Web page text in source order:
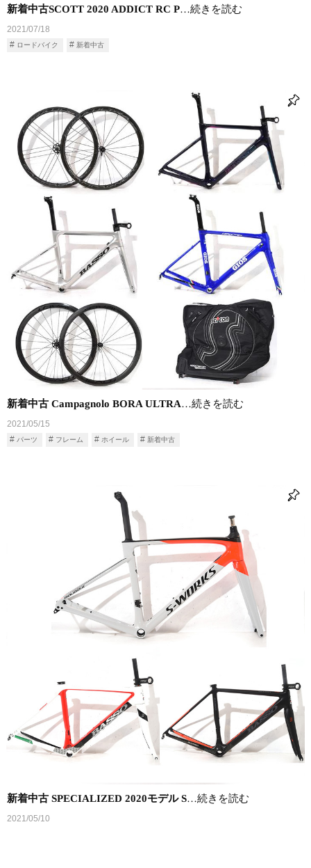
新着中古SCOTT 2020 ADDICT RC P…続きを読む
2021/07/18
ロードバイク 新着中古
新着中古 Campagnolo BORA ULTRA…続きを読む
2021/05/15
パーツ フレーム ホイール 新着中古
新着中古 SPECIALIZED 2020モデル S…続きを読む
2021/05/10